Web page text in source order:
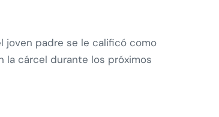
joven padre se le calificó como
la cárcel durante los próximos